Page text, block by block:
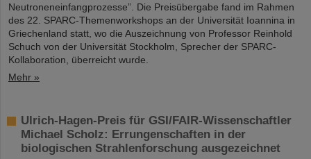
Neutroneneinfangprozesse”. Die Preisübergabe fand im Rahmen
des 22. SPARC-Themenworkshops an der Universität Ioannina in
Griechenland statt, wo die Auszeichnung von Professor Reinhold
Schuch von der Universität Stockholm, Sprecher der SPARC-
Kollaboration, überreicht wurde.
Mehr »
Ulrich-Hagen-Preis für GSI/FAIR-Wissenschaftler
Michael Scholz: Errungenschaften in der
biologischen Strahlenforschung ausgezeichnet